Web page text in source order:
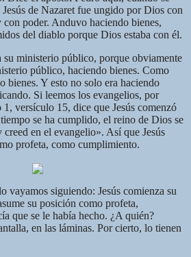
Jesús de Nazaret fue ungido por Dios con
poder. Anduvo haciendo bienes,
del diablo porque Dios estaba con él.
su ministerio público, porque obviamente
público, haciendo bienes. Como
bienes. Y esto no solo era haciendo
Si leemos los evangelios, por
versículo 15, dice que Jesús comenzó
se ha cumplido, el reino de Dios se
creed en el evangelio». Así que Jesús
profeta, como cumplimiento.
vayamos siguiendo: Jesús comienza su
su posición como profeta,
que se le había hecho. ¿A quién?
en las láminas. Por cierto, lo tienen